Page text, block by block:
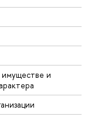
и